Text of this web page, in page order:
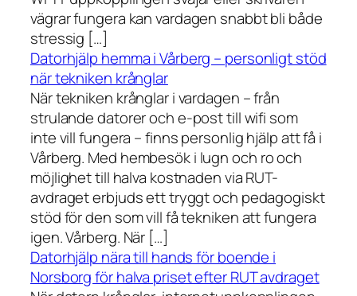
vägrar fungera kan vardagen snabbt bli både
stressig […]
Datorhjälp hemma i Vårberg – personligt stöd
när tekniken krånglar
När tekniken krånglar i vardagen – från
strulande datorer och e-post till wifi som
inte vill fungera – finns personlig hjälp att få i
Vårberg. Med hembesök i lugn och ro och
möjlighet till halva kostnaden via RUT-
avdraget erbjuds ett tryggt och pedagogiskt
stöd för den som vill få tekniken att fungera
igen. Vårberg. När […]
Datorhjälp nära till hands för boende i
Norsborg för halva priset efter RUT avdraget